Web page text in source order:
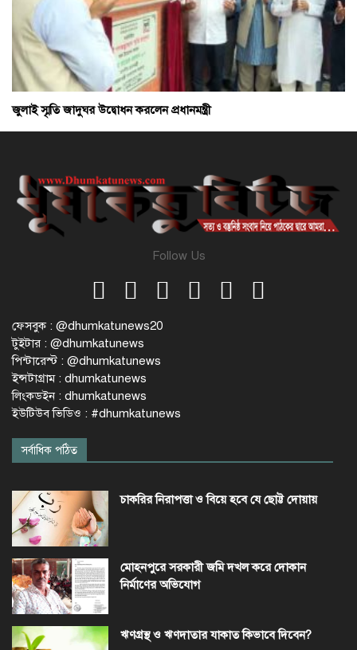
জুলাই স্মৃতি জাদুঘর উদ্বোধন করলেন প্রধানমন্ত্রী
Follow Us
ফেসবুক : @dhumkatunews20
টুইটার : @dhumkatunews
পিন্টারেস্ট : @dhumkatunews
ইন্সটাগ্রাম : dhumkatunews
লিংকডইন : dhumkatunews
ইউটিউব ভিডিও : #dhumkatunews
সর্বাধিক পঠিত
চাকরির নিরাপত্তা ও বিয়ে হবে যে ছোট্ট দোয়ায়
মোহনপুরে সরকারী জমি দখল করে দোকান
নির্মাণের অভিযোগ
ঋণগ্রস্থ ও ঋণদাতার যাকাত কিভাবে দিবেন?